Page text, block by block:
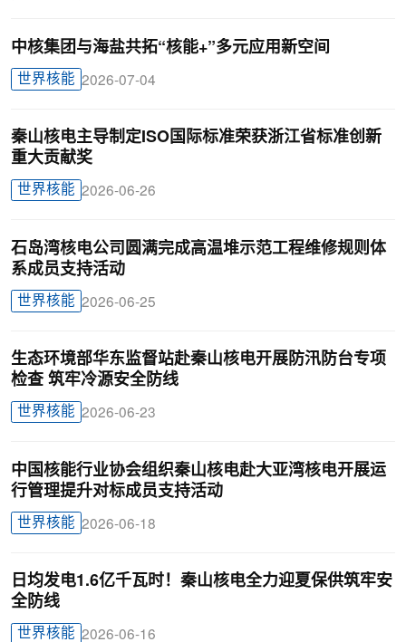
中核集团与海盐共拓“核能+”多元应用新空间
世界核能 2026-07-04
秦山核电主导制定ISO国际标准荣获浙江省标准创新
重大贡献奖
世界核能 2026-06-26
石岛湾核电公司圆满完成高温堆示范工程维修规则体
系成员支持活动
世界核能 2026-06-25
生态环境部华东监督站赴秦山核电开展防汛防台专项
检查 筑牢冷源安全防线
世界核能 2026-06-23
中国核能行业协会组织秦山核电赴大亚湾核电开展运
行管理提升对标成员支持活动
世界核能 2026-06-18
日均发电1.6亿千瓦时！秦山核电全力迎夏保供筑牢安
全防线
世界核能 2026-06-16